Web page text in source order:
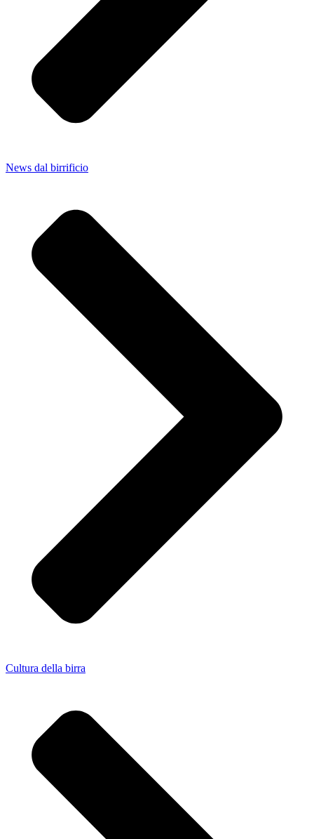
News dal birrificio
Cultura della birra